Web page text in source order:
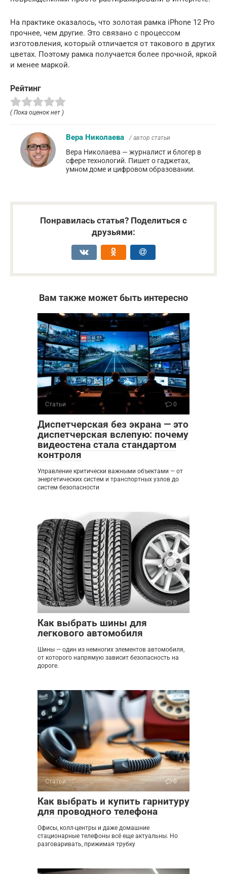
На практике оказалось, что золотая рамка iPhone 12 Pro
прочнее, чем другие. Это связано с процессом
изготовления, который отличается от такового в других
цветах. Поэтому рамка получается более прочной, яркой
и менее маркой.
Рейтинг
( Пока оценок нет )
Вера Николаева / автор статьи
Вера Николаева — журналист и блогер в
сфере технологий. Пишет о гаджетах,
умном доме и цифровом образовании.
Понравилась статья? Поделиться с
друзьями:
Вам также может быть интересно
Статьи 0
Диспетчерская без экрана — это
диспетчерская вслепую: почему
видеостена стала стандартом
контроля
Управление критически важными объектами — от
энергетических систем и транспортных узлов до
систем безопасности
Статьи 0
Как выбрать шины для
легкового автомобиля
Шины — один из немногих элементов автомобиля,
от которого напрямую зависит безопасность на
дороге.
Статьи 0
Как выбрать и купить гарнитуру
для проводного телефона
Офисы, колл-центры и даже домашние
стационарные телефоны всё еще актуальны. Но
разговаривать, прижимая трубку